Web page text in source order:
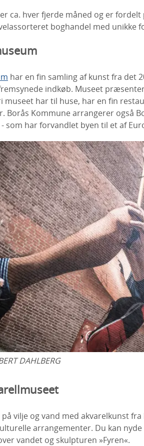
ca. hver fjerde måned og er fordelt
boghandel med unikke
har en fin samling af kunst fra det
indkøb. Museet
museet har til huse, har en fin
Borås Kommune arrangerer også
som har forvandlet byen til et af
DAHLBERG
på vilje og vand med akvarelkunst
arrangementer. Du kan
vandet og skulpturen »Fyren«.